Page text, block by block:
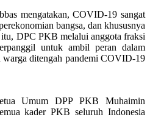
mengatakan, COVID-19 sangat
bangsa, dan khususnya
DPC PKB melalui anggota fraksi
untuk ambil peran dalam
warga ditengah pandemi COVID-19
Umum DPP PKB Muhaimin
kader PKB seluruh Indonesia